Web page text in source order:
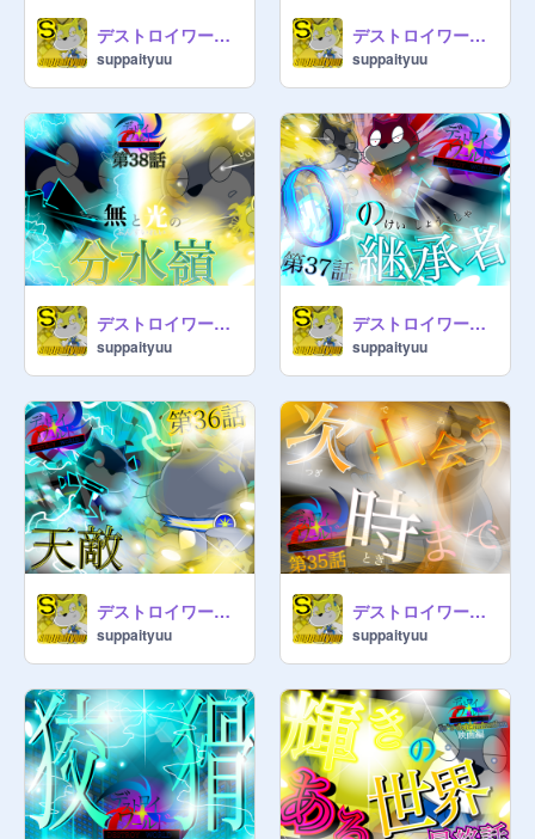
デストロイワールド第40話「決戦を告げる時」※再共有
suppaityuu
デストロイワールド第39話「求められる人間に」
suppaityuu
デストロイワールド第38話「無と光の分水嶺」
suppaityuu
デストロイワールド第37話「0の継承者」
suppaityuu
デストロイワールド第36話「天敵」
suppaityuu
デストロイワールド第35話「次出会う時まで」
suppaityuu